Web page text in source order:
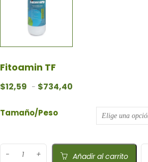
Fitoamin TF
$12,59 - $734,40
Tamaño/Peso
Añadir al carrito